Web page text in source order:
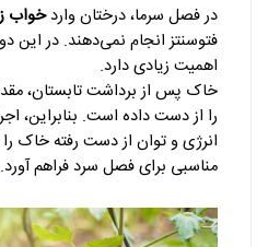
در فصل سرما، درختان واردخواب
فتوسنتز انجام نمی‌دهند. در این
اهمیت زیادی دارد.
خاک پس از برداشت تابستان،
را از دست داده است. بنابراین،
انرژی و توان از دست رفته خاک
مناسبی برای فصل سرد فراهم آورد.